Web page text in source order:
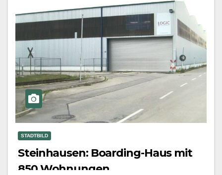
STADTBILD
Steinhausen: Boarding-Haus mit
850 Wohnungen